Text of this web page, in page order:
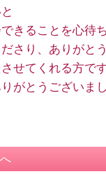
きることを心待
さり、ありがと
せてくれる方で
がとうございま